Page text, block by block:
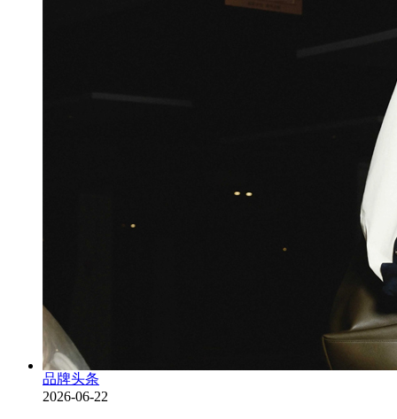
品牌头条
2026-06-22